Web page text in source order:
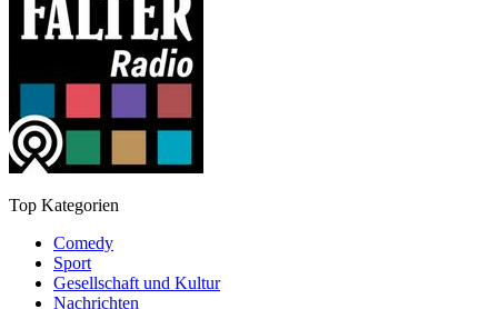
Top Kategorien
Comedy
Sport
Gesellschaft und Kultur
Nachrichten